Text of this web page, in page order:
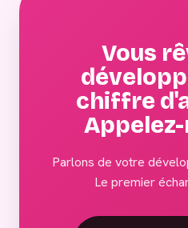
Vous
chiffre
Parlons de votre
Le premier